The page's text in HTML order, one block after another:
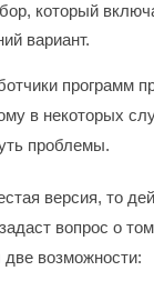
который
вариант.
программ
в некоторых
проблемы.
версия, то
вопрос о
возможности: